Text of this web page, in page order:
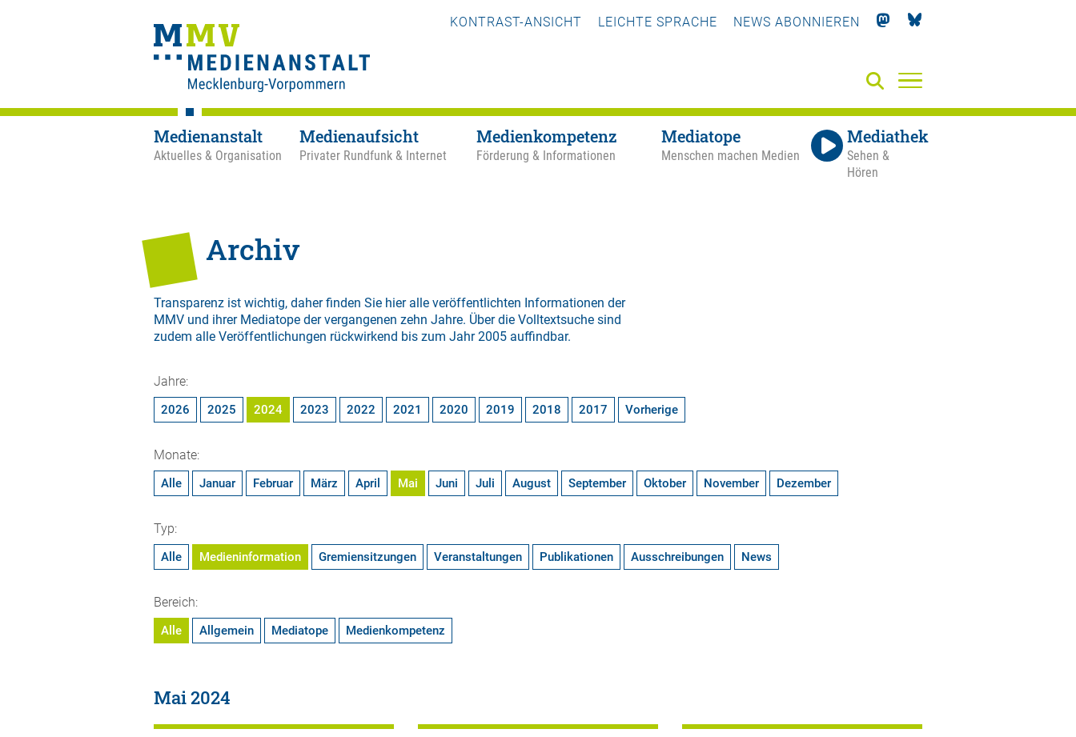
KONTRAST-ANSICHT LEICHTE SPRACHE NEWS ABONNIEREN
Medienanstalt
Aktuelles & Organisation
Medienaufsicht
Privater Rundfunk & Internet
Medienkompetenz
Förderung & Informationen
Mediatope
Menschen machen Medien
Mediathek
Sehen &
Hören
Archiv
Transparenz ist wichtig, daher finden Sie hier alle veröffentlichten Informationen der
MMV und ihrer Mediatope der vergangenen zehn Jahre. Über die Volltextsuche sind
zudem alle Veröffentlichungen rückwirkend bis zum Jahr 2005 auffindbar.
Jahre:
2026 2025 2024 2023 2022 2021 2020 2019 2018 2017 Vorherige
Monate:
Alle Januar Februar März April Mai Juni Juli August September Oktober November Dezember
Typ:
Alle Medieninformation Gremiensitzungen Veranstaltungen Publikationen Ausschreibungen News
Bereich:
Alle Allgemein Mediatope Medienkompetenz
Mai 2024